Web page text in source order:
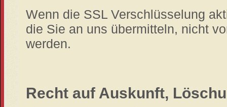
Wenn die SSL Verschlüsselung
die Sie an uns übermitteln, nicht
werden.
Recht auf Auskunft,